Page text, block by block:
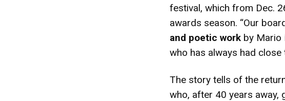
festival, which from Dec.
awards season. “Our
and poetic work by Mario
who has always had close
The story tells of the
who, after 40 years away,